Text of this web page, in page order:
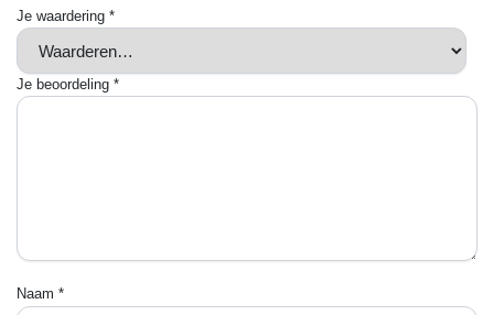
Je waardering *
Je beoordeling *
Naam *